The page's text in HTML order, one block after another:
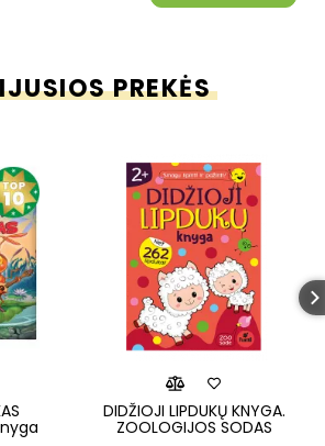
PREKĖS
DIDŽIOJI LIPDUKŲ KNYGA.
ZOOLOGIJOS SODAS